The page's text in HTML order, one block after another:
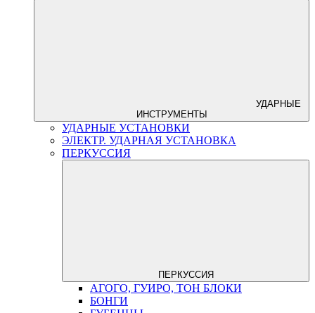
УДАРНЫЕ
ИНСТРУМЕНТЫ
УДАРНЫЕ УСТАНОВКИ
ЭЛЕКТР. УДАРНАЯ УСТАНОВКА
ПЕРКУССИЯ
ПЕРКУССИЯ
АГОГО, ГУИРО, ТОН БЛОКИ
БОНГИ